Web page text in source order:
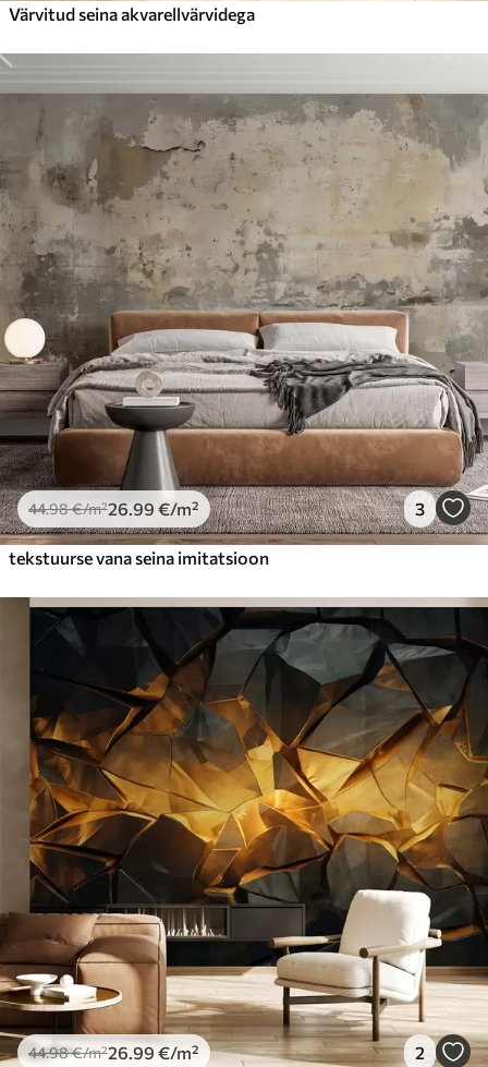
Värvitud seina akvarellvärvidega
44.98€/m²26.99 €/m² 3
tekstuurse vana seina imitatsioon
44.98€/m²26.99 €/m² 2